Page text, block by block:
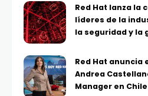
Red Hat lanza la
líderes de la
la seguridad y la
Red Hat anuncia
Andrea
Manager en Chile